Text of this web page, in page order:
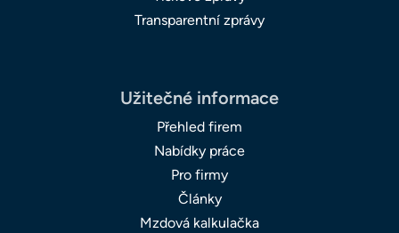
Transparentní zprávy
Užitečné informace
Přehled firem
Nabídky práce
Pro firmy
Články
Mzdová kalkulačka